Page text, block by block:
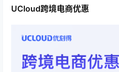
UCloud跨境电商优惠